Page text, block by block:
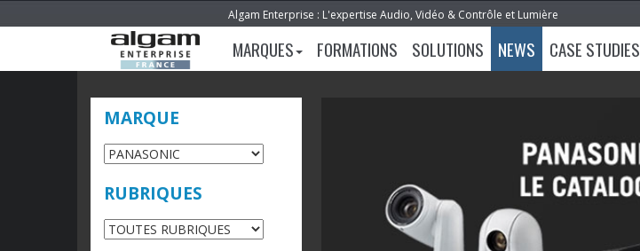
Algam Enterprise : L'expertise Audio, Vidéo & Contrôle et Lumière
MARQUES FORMATIONS SOLUTIONS NEWS CASE STUDIES
MARQUE
RUBRIQUES